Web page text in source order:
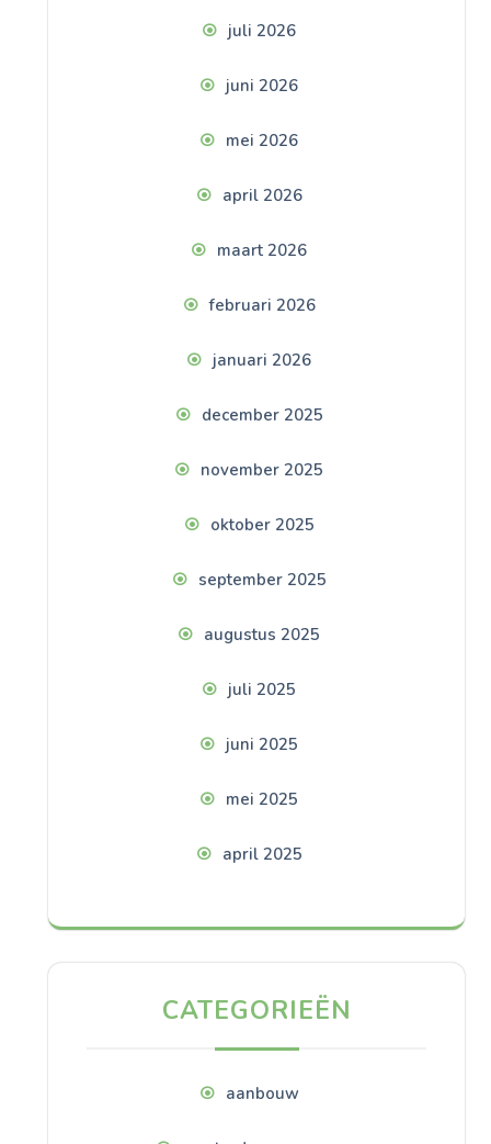
juli 2026
juni 2026
mei 2026
april 2026
maart 2026
februari 2026
januari 2026
december 2025
november 2025
oktober 2025
september 2025
augustus 2025
juli 2025
juni 2025
mei 2025
april 2025
CATEGORIEËN
aanbouw